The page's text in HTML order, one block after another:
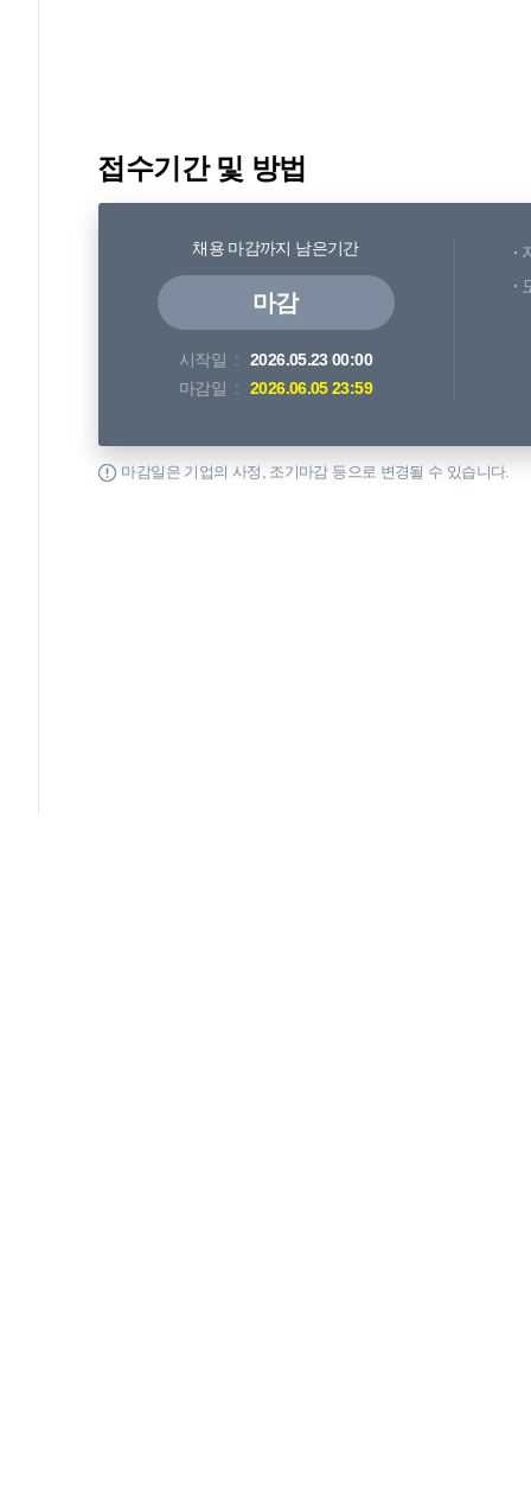
접수기간 및 방법
채용 마감까지 남은기간
마감
시작일
2026.05.23 00:00
마감일
2026.06.05 23:59
마감일은 기업의 사정, 조기마감 등으로 변경될 수 있습니다.